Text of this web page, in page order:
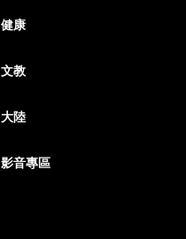
健康
文教
大陸
影音專區